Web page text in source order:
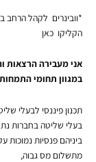
*וובינרים לקהל הרחב
הקליקו כאן
אני מעבירה הרצאות
במגוון תחומי
תכנון פיננסי לבעלי
בעלי שליטה בחברות
ביניהם פנסיות
מתשלום מס גבוה,